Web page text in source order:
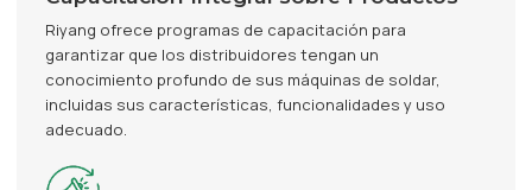
Riyang ofrece programas de capacitación para
garantizar que los distribuidores tengan un
conocimiento profundo de sus máquinas de soldar,
incluidas sus características, funcionalidades y uso
adecuado.